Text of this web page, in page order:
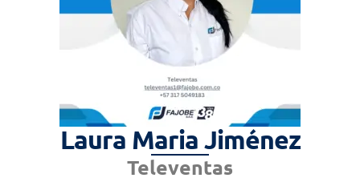
Laura Maria Jiménez
Televentas